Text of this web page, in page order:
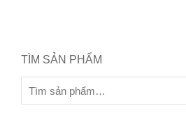
TÌM SẢN PHẨM